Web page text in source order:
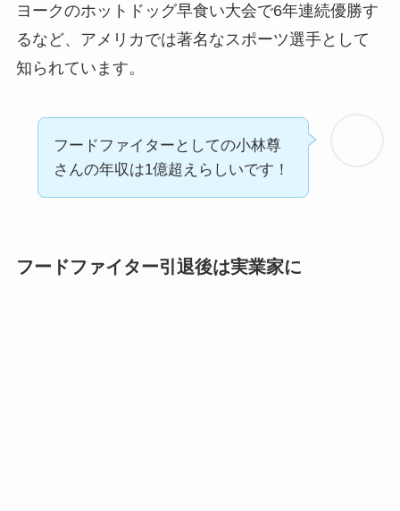
ヨークのホットドッグ早食い大会で6年連続優勝す
るなど、アメリカでは著名なスポーツ選手として
知られています。
フードファイターとしての小林尊
さんの年収は1億超えらしいです！
フードファイター引退後は実業家に